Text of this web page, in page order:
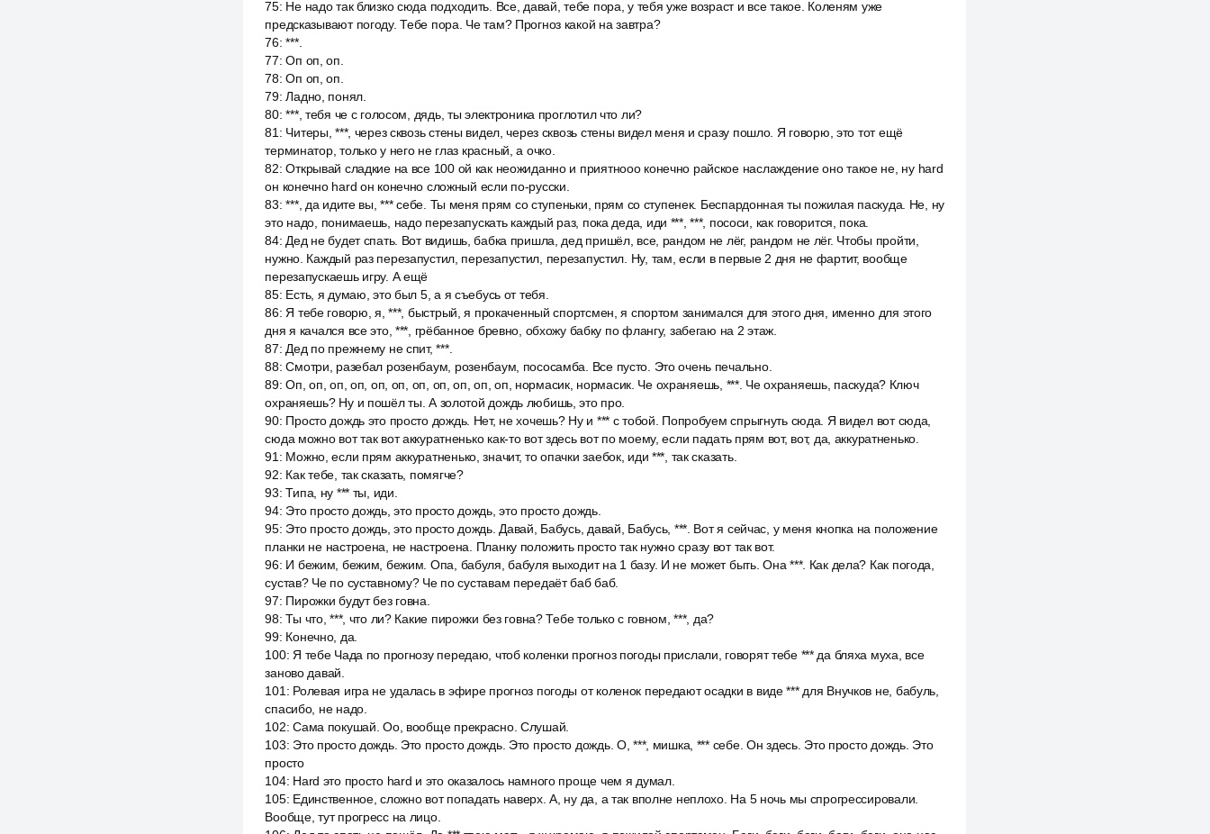
75: Не надо так близко сюда подходить. Все, давай, тебе пора, у тебя уже возраст и все такое. Коленям уже
предсказывают погоду. Тебе пора. Че там? Прогноз какой на завтра?
76:***.
77:Оп оп, оп.
78:Оп оп, оп.
79:Ладно, понял.
80:***, тебя че с голосом, дядь, ты электроника проглотил что ли?
81 : Читеры, ***, через сквозь стены видел, через сквозь стены видел меня и сразу пошло. Я говорю, это тот ещё
терминатор, только у него не глаз красный, а очко.
82:Открывай сладкие на все 100 ой как неожиданно и приятнооо конечно райское наслаждение оно такое не, ну hard
он конечно hard он конечно сложный если по-русски.
83:***, да идите вы, *** себе. Ты меня прям со ступеньки, прям со ступенек. Беспардонная ты пожилая паскуда. Не, ну
это надо, понимаешь, надо перезапускать каждый раз, пока деда, иди ***, ***, пососи, как говорится, пока.
84: Дед не будет спать. Вот видишь, бабка пришла, дед пришёл, все, рандом не лёг, рандом не лёг. Чтобы пройти,
нужно. Каждый раз перезапустил, перезапустил, перезапустил. Ну, там, если в первые 2 дня не фартит, вообще
перезапускаешь игру. А ещё
85: Есть, я думаю, это был 5, а я съебусь от тебя.
86: Я тебе говорю, я, ***, быстрый, я прокаченный спортсмен, я спортом занимался для этого дня, именно для этого
дня я качался все это, ***, грёбанное бревно, обхожу бабку по флангу, забегаю на 2 этаж.
87: Дед по прежнему не спит, ***.
88:Смотри, разебал розенбаум, розенбаум, пососамба. Все пусто. Это очень печально.
89:Оп, оп, оп, оп, оп, оп, оп, оп, оп, оп, оп, нормасик, нормасик. Че охраняешь, ***. Че охраняешь, паскуда? Ключ
охраняешь? Ну и пошёл ты. А золотой дождь любишь, это про.
90: Просто дождь это просто дождь. Нет, не хочешь? Ну и *** с тобой. Попробуем спрыгнуть сюда. Я видел вот сюда,
сюда можно вот так вот аккуратненько как-то вот здесь вот по моему, если падать прям вот, вот, да, аккуратненько.
91 : Можно, если прям аккуратненько, значит, то опачки заебок, иди ***, так сказать.
92: Как тебе, так сказать, помягче?
93:Типа, ну *** ты, иди.
94: Это просто дождь, это просто дождь, это просто дождь.
95: Это просто дождь, это просто дождь. Давай, Бабусь, давай, Бабусь, ***. Вот я сейчас, у меня кнопка на положение
планки не настроена, не настроена. Планку положить просто так нужно сразу вот так вот.
96: И бежим, бежим, бежим. Опа, бабуля, бабуля выходит на 1 базу. И не может быть. Она ***. Как дела? Как погода,
сустав? Че по суставному? Че по суставам передаёт баб баб.
97: Пирожки будут без говна.
98:Ты что, ***, что ли? Какие пирожки без говна? Тебе только с говном, ***, да?
99: Конечно, да.
100: Я тебе Чада по прогнозу передаю, чтоб коленки прогноз погоды прислали, говорят тебе *** да бляха муха, все
заново давай.
101 : Ролевая игра не удалась в эфире прогноз погоды от коленок передают осадки в виде *** для Внучков не, бабуль,
спасибо, не надо.
102:Сама покушай. Оо, вообще прекрасно. Слушай.
103: Это просто дождь. Это просто дождь. Это просто дождь. О, ***, мишка, *** себе. Он здесь. Это просто дождь. Это
просто
104: Hard это просто hard и это оказалось намного проще чем я думал.
105: Единственное, сложно вот попадать наверх. А, ну да, а так вполне неплохо. На 5 ночь мы спрогрессировали.
Вообще, тут прогресс на лицо.